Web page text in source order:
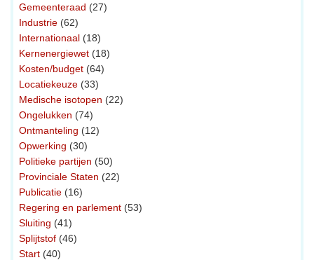
Gemeenteraad (27)
Industrie (62)
Internationaal (18)
Kernenergiewet (18)
Kosten/budget (64)
Locatiekeuze (33)
Medische isotopen (22)
Ongelukken (74)
Ontmanteling (12)
Opwerking (30)
Politieke partijen (50)
Provinciale Staten (22)
Publicatie (16)
Regering en parlement (53)
Sluiting (41)
Splijtstof (46)
Start (40)